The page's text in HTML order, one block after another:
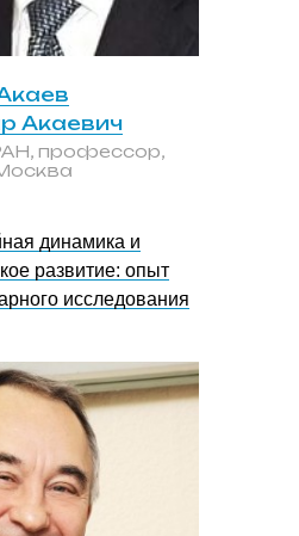
Акаевич
профессор,
динамика и
развитие: опыт
исследования